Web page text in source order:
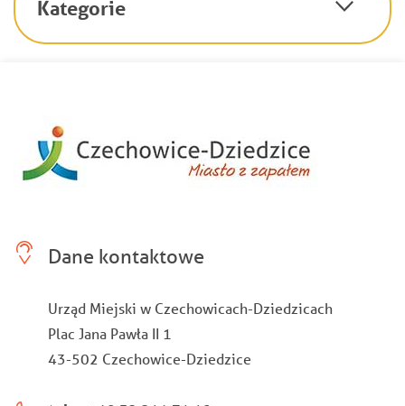
Kategorie
Dane kontaktowe
Urząd Miejski w Czechowicach-Dziedzicach
Plac Jana Pawła II 1
43-502 Czechowice-Dziedzice